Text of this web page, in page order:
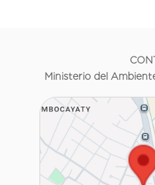
Ministerio del